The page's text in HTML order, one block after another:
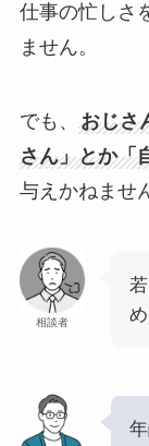
仕事の忙しさ
ません。
でも、 おじさ
さん」とか「
与えかねませ
相談者